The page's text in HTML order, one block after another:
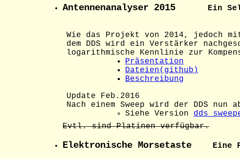
Antennenanalyser 2015 Ein
Wie das Projekt von 2014, jedoch
dem DDS wird ein Verstärker
logarithmische Kennlinie zur
Präsentation
Dateien(github)
Beschreibung
Update Feb.2016
Nach einem Sweep wird der DDS
Siehe Version
Evtl. sind Platinen verfügbar.
Elektronische Morsetaste Eine